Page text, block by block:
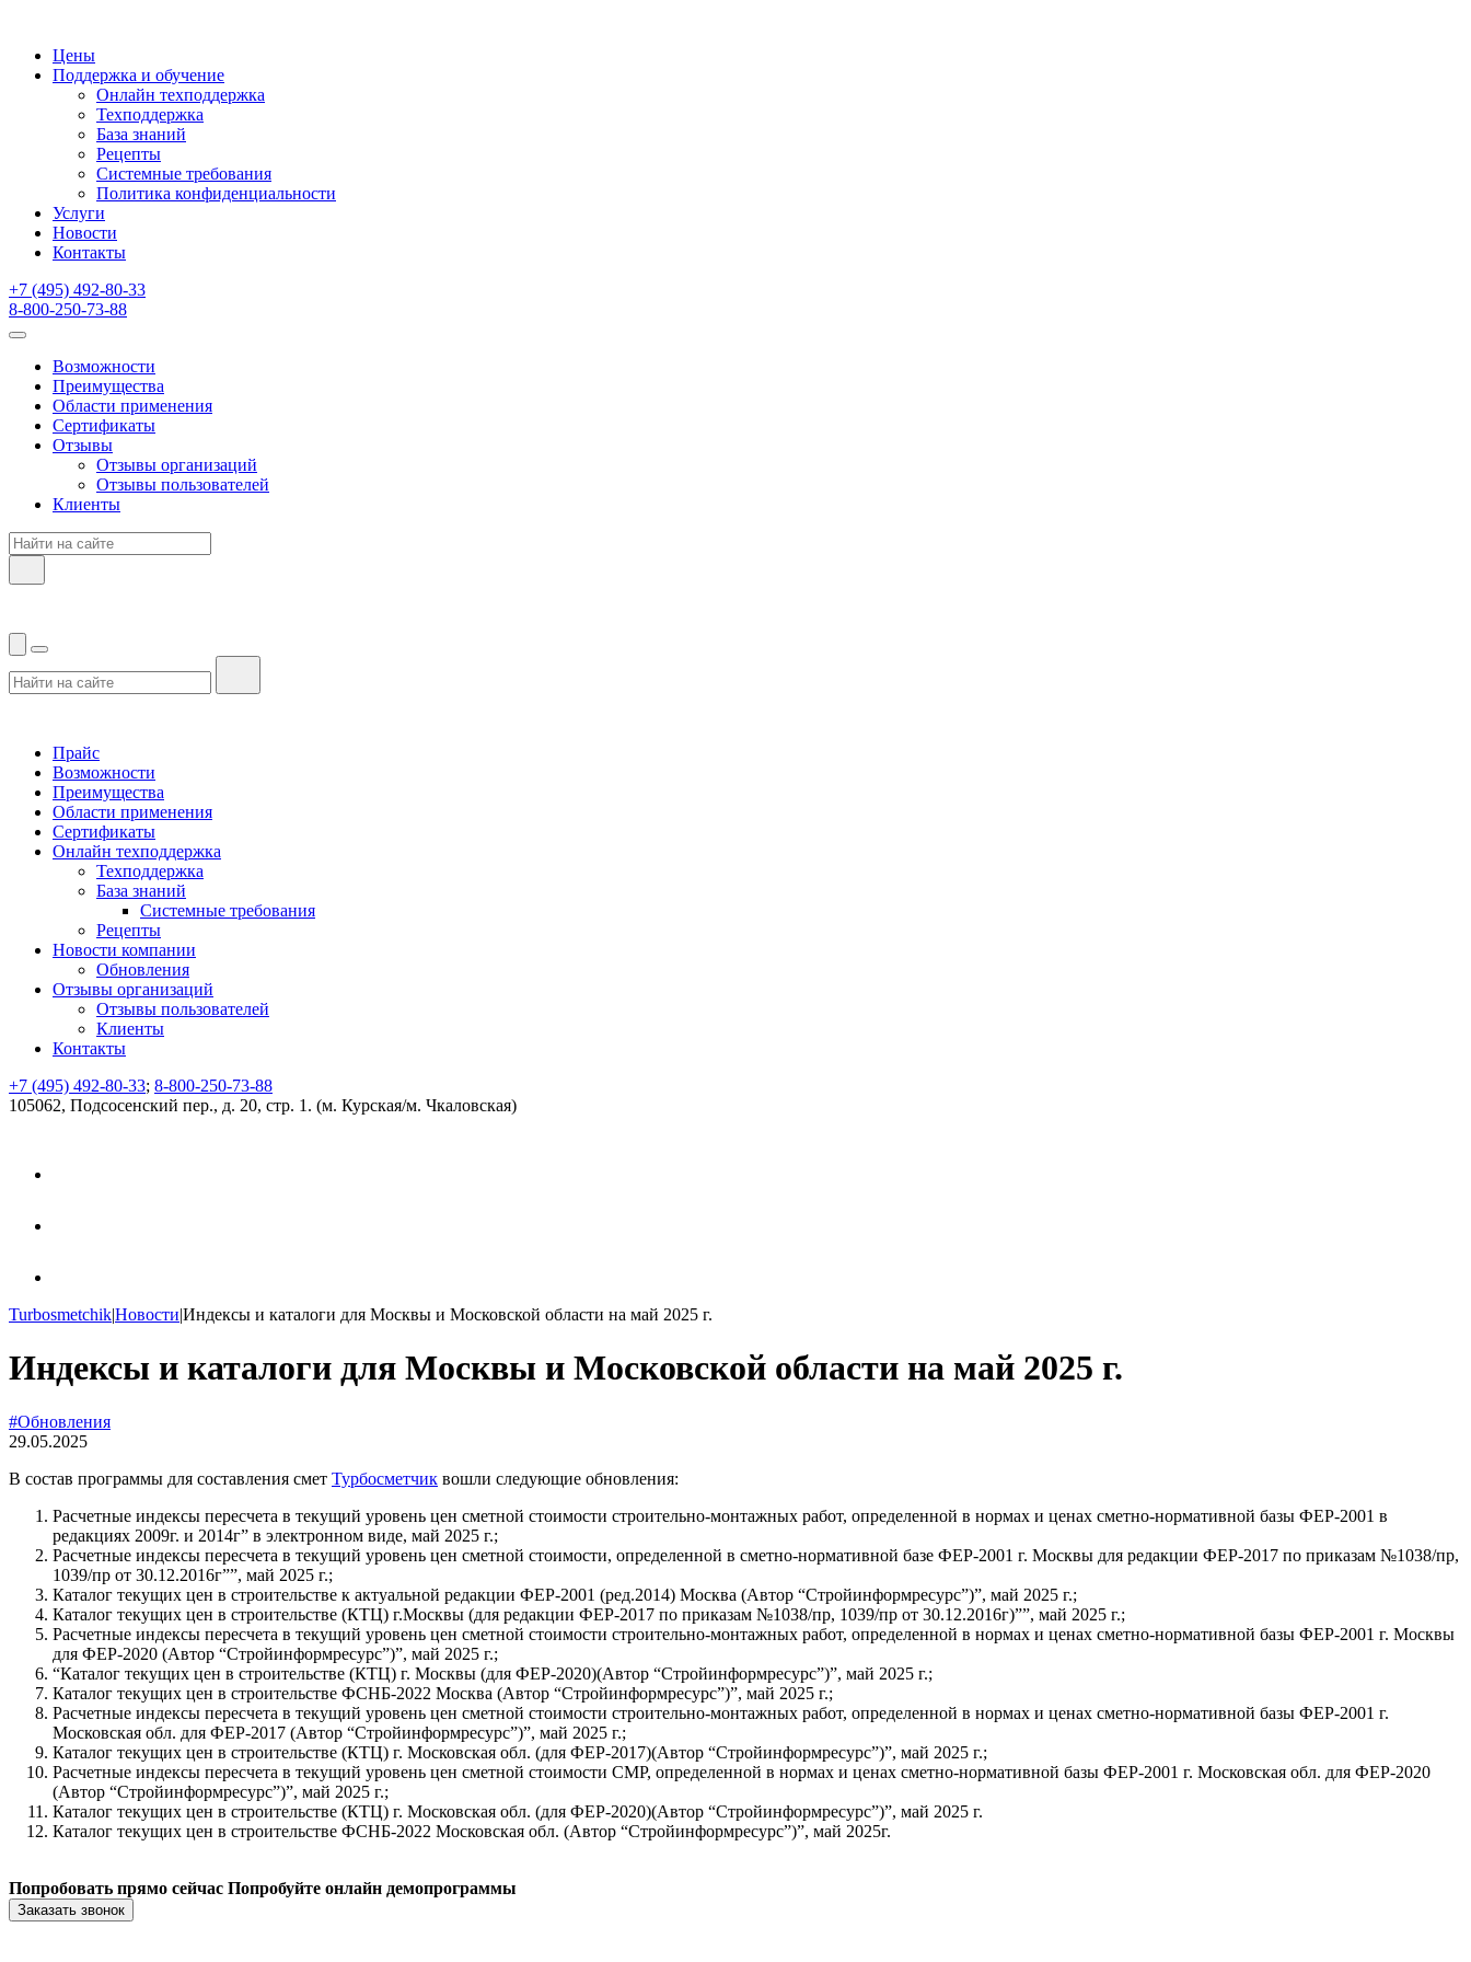
Цены
Поддержка и обучение
Онлайн техподдержка
Техподдержка
База знаний
Рецепты
Системные требования
Политика конфиденциальности
Услуги
Новости
Контакты
+7 (495) 492-80-33
8-800-250-73-88
Возможности
Преимущества
Области применения
Сертификаты
Отзывы
Отзывы организаций
Отзывы пользователей
Клиенты
Прайс
Возможности
Преимущества
Области применения
Сертификаты
Онлайн техподдержка
Техподдержка
База знаний
Системные требования
Рецепты
Новости компании
Обновления
Отзывы организаций
Отзывы пользователей
Клиенты
Контакты
+7 (495) 492-80-33; 8-800-250-73-88
105062, Подсосенский пер., д. 20, стр. 1. (м. Курская/м. Чкаловская)
Turbosmetchik|Новости|Индексы и каталоги для Москвы и Московской области на май 2025 г.
Индексы и каталоги для Москвы и Московской области на май 2025 г.
#Обновления
29.05.2025
В состав программы для составления смет Турбосметчик вошли следующие обновления:
Расчетные индексы пересчета в текущий уровень цен сметной стоимости строительно-монтажных работ, определенной в нормах и ценах сметно-нормативной базы ФЕР-2001 в
редакциях 2009г. и 2014г” в электронном виде, май 2025 г.;
Расчетные индексы пересчета в текущий уровень цен сметной стоимости, определенной в сметно-нормативной базе ФЕР-2001 г. Москвы для редакции ФЕР-2017 по приказам №1038/пр,
1039/пр от 30.12.2016г””, май 2025 г.;
Каталог текущих цен в строительстве к актуальной редакции ФЕР-2001 (ред.2014) Москва (Автор “Стройинформресурс”)”, май 2025 г.;
Каталог текущих цен в строительстве (КТЦ) г.Москвы (для редакции ФЕР-2017 по приказам №1038/пр, 1039/пр от 30.12.2016г)””, май 2025 г.;
Расчетные индексы пересчета в текущий уровень цен сметной стоимости строительно-монтажных работ, определенной в нормах и ценах сметно-нормативной базы ФЕР-2001 г. Москвы
для ФЕР-2020 (Автор “Стройинформресурс”)”, май 2025 г.;
“Каталог текущих цен в строительстве (КТЦ) г. Москвы (для ФЕР-2020)(Автор “Стройинформресурс”)”, май 2025 г.;
Каталог текущих цен в строительстве ФСНБ-2022 Москва (Автор “Стройинформресурс”)”, май 2025 г.;
Расчетные индексы пересчета в текущий уровень цен сметной стоимости строительно-монтажных работ, определенной в нормах и ценах сметно-нормативной базы ФЕР-2001 г.
Московская обл. для ФЕР-2017 (Автор “Стройинформресурс”)”, май 2025 г.;
Каталог текущих цен в строительстве (КТЦ) г. Московская обл. (для ФЕР-2017)(Автор “Стройинформресурс”)”, май 2025 г.;
Расчетные индексы пересчета в текущий уровень цен сметной стоимости СМР, определенной в нормах и ценах сметно-нормативной базы ФЕР-2001 г. Московская обл. для ФЕР-2020
(Автор “Стройинформресурс”)”, май 2025 г.;
Каталог текущих цен в строительстве (КТЦ) г. Московская обл. (для ФЕР-2020)(Автор “Стройинформресурс”)”, май 2025 г.
Каталог текущих цен в строительстве ФСНБ-2022 Московская обл. (Автор “Стройинформресурс”)”, май 2025г.
Попробовать прямо сейчас Попробуйте онлайн демопрограммы
Заказать звонок